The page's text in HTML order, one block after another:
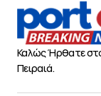
Καλώς Ήρθατε
Πειραιά.